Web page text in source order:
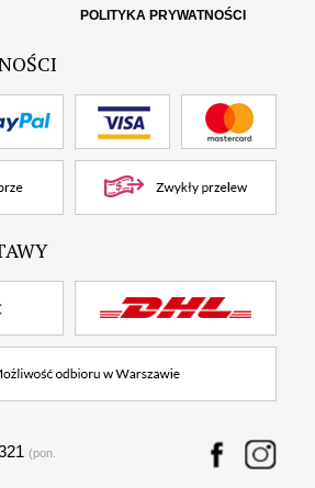
POLITYKA PRYWATNOŚCI
(pon.